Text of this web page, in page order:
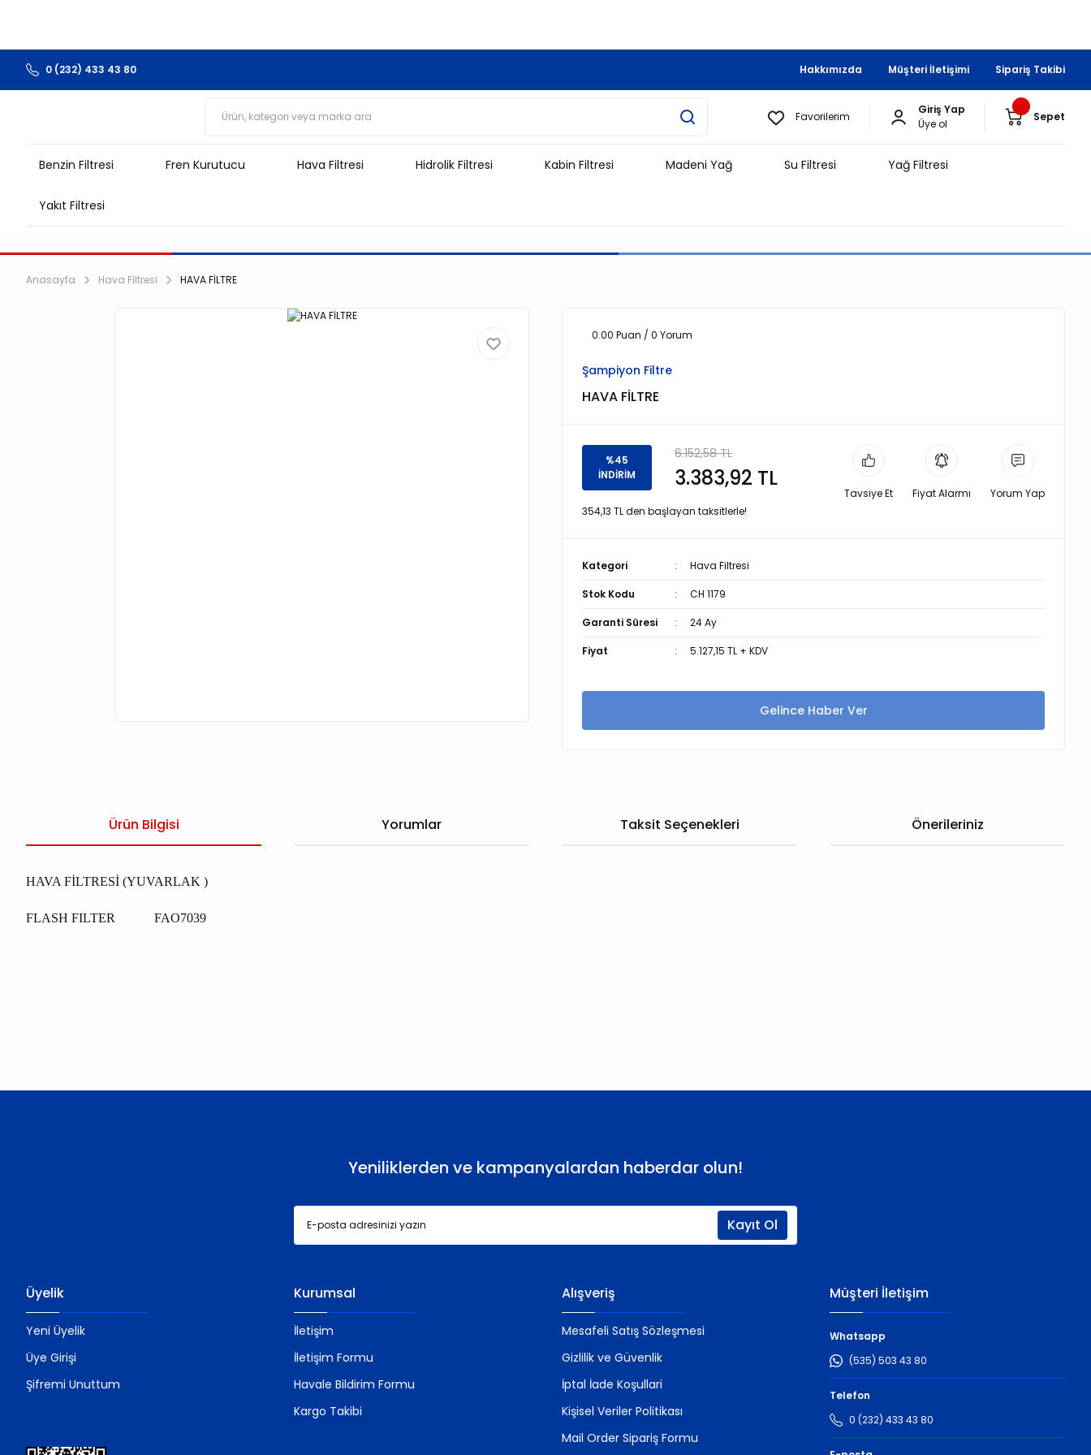
0 (232) 433 43 80 Hakkımızda Müşteri İletişimi Sipariş Takibi
Favorilerim
Giriş Yap
Üye ol
Sepet
Benzin Filtresi Fren Kurutucu Hava Filtresi Hidrolik Filtresi Kabin Filtresi Madeni Yağ Su Filtresi Yağ Filtresi
Yakıt Filtresi
Anasayfa Hava Filtresi HAVA FİLTRE
0.00 Puan / 0 Yorum
Şampiyon Filtre
HAVA FİLTRE
%45
İNDİRİM
6.152,58 TL
3.383,92 TL
354,13 TL den başlayan taksitlerle!
Tavsiye Et Fiyat Alarmı Yorum Yap
Kategori Hava Filtresi
Stok Kodu CH 1179
Garanti Süresi 24 Ay
Fiyat 5.127,15 TL + KDV
Gelince Haber Ver
Ürün Bilgisi Yorumlar Taksit Seçenekleri Önerileriniz
HAVA FİLTRESİ (YUVARLAK )
FLASH FILTER FAO7039
Ürün bilgilerinde hatalar bulunuyor.
Gönder
Yeniliklerden ve kampanyalardan haberdar olun!
Kayıt Ol
Üyelik
Yeni Üyelik
Üye Girişi
Şifremi Unuttum
Kurumsal
İletişim
İletişim Formu
Havale Bildirim Formu
Kargo Takibi
Alışveriş
Mesafeli Satış Sözleşmesi
Gizlilik ve Güvenlik
İptal İade Koşullari
Kişisel Veriler Politikası
Mail Order Sipariş Formu
Müşteri İletişim
Whatsapp
(535) 503 43 80
Telefon
0 (232) 433 43 80